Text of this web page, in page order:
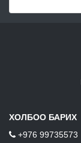
ХОЛБОО БАРИХ
+976 99735573